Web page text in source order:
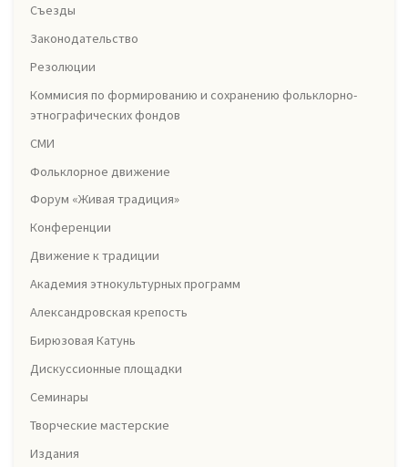
Съезды
Законодательство
Резолюции
Коммисия по формированию и сохранению фольклорно-
этнографических фондов
СМИ
Фольклорное движение
Форум «Живая традиция»
Конференции
Движение к традиции
Академия этнокультурных программ
Александровская крепость
Бирюзовая Катунь
Дискуссионные площадки
Семинары
Творческие мастерские
Издания